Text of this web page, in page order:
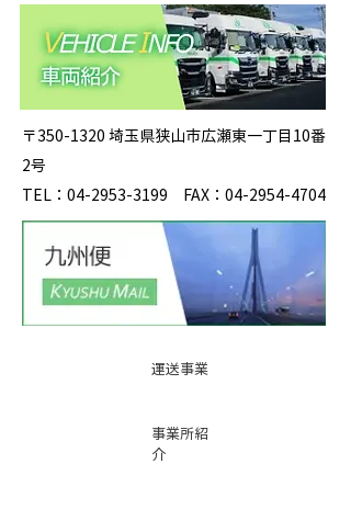
〒350-1320 埼玉県狭山市広瀬東一丁目10番
2号
TEL：04-2953-3199 FAX：04-2954-4704
運送事業
事業所紹
介